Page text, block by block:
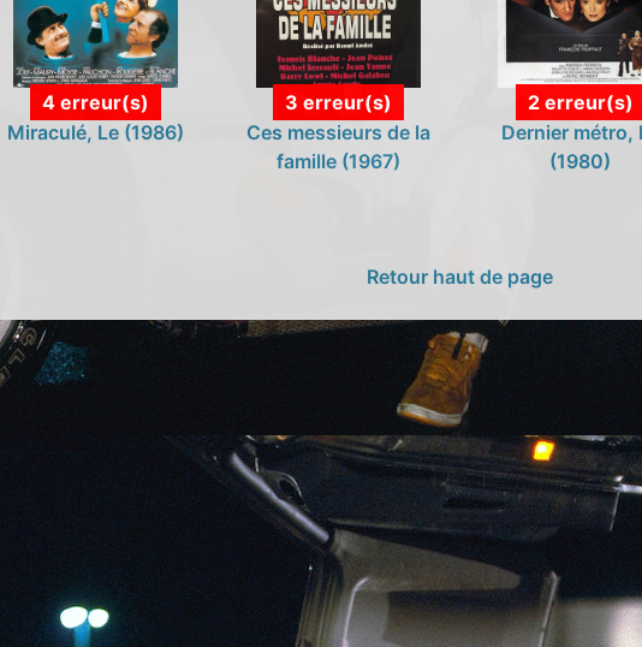
4 erreur(s)
Miraculé, Le (1986)
3 erreur(s)
Ces messieurs de la
famille (1967)
2 erreur(s)
Dernier métro,
(1980)
Retour haut de page